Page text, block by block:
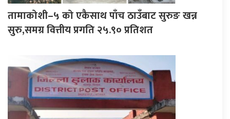
तामाकोशी–५ को एकैसाथ पाँच ठाउँबाट सुरुङ खन्न
सुरु,समग्र वित्तीय प्रगति २५.९० प्रतिशत